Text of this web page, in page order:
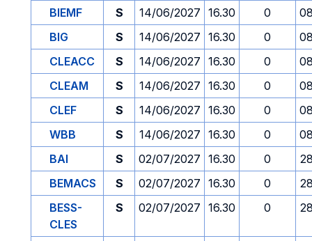
BIEMF
S 14/06/2027 16.30 0
BIG
S 14/06/2027 16.30 0
CLEACC
S 14/06/2027 16.30 0
CLEAM
S 14/06/2027 16.30 0
CLEF
S 14/06/2027 16.30 0
WBB
S 14/06/2027 16.30 0
BAI
S 02/07/2027 16.30 0
BEMACS
S 02/07/2027 16.30 0
BESS-
CLES
S 02/07/2027 16.30 0